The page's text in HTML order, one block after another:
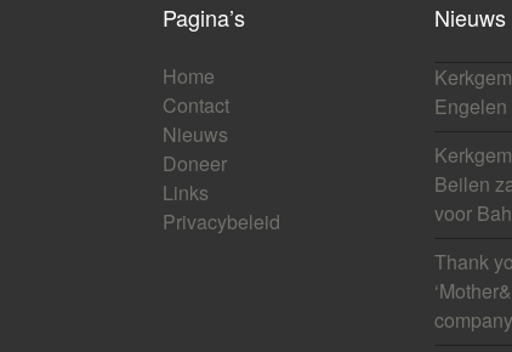
Pagina’s
Home
Contact
Nieuws
Doneer
Links
Privacybeleid
Nieuws
Engelen
Beilen
voor
Thank
company